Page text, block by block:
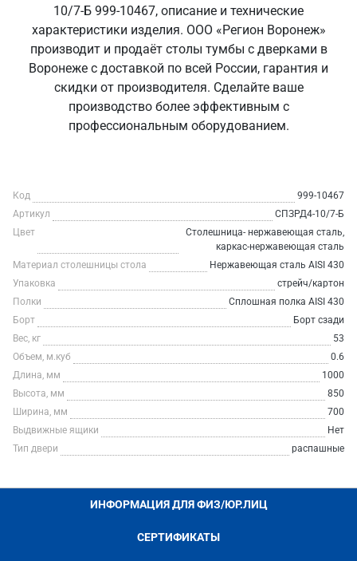
10/7-Б 999-10467, описание и технические
характеристики изделия. ООО «Регион Воронеж»
производит и продаёт столы тумбы с дверками в
Воронеже с доставкой по всей России, гарантия и
скидки от производителя. Сделайте ваше
производство более эффективным с
профессиональным оборудованием.
Код
999-10467
Артикул
СПЗРД4-10/7-Б
Цвет
Столешница- нержавеющая сталь,
каркас-нержавеющая сталь
Материал столешницы стола
Нержавеющая сталь AISI 430
Упаковка
стрейч/картон
Полки
Сплошная полка AISI 430
Борт
Борт сзади
Вес, кг
53
Объем, м.куб
0.6
Длина, мм
1000
Высота, мм
850
Ширина, мм
700
Выдвижные ящики
Нет
Тип двери
распашные
ИНФОРМАЦИЯ ДЛЯ ФИЗ/ЮР.ЛИЦ
СЕРТИФИКАТЫ